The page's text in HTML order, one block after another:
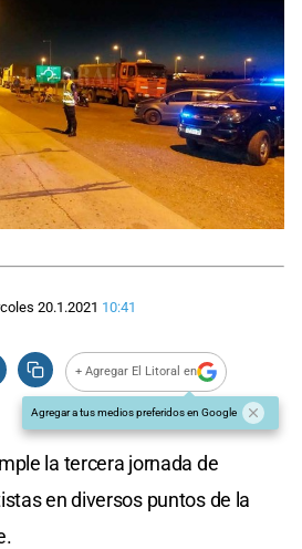
20.1.2021 10:41
+ Agregar El Litoral en
Agregar a tus medios preferidos en Google
la tercera jornada de
en diversos puntos de la